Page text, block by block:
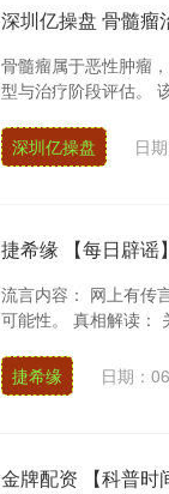
深圳亿操盘 骨髓瘤
骨髓瘤属于恶性肿瘤
型与治疗阶段评估。
深圳亿操盘 日
捷希缘 【每日辟谣
流言内容： 网上有传
可能性。 真相解读：
捷希缘 日期：
金牌配资 【科普时